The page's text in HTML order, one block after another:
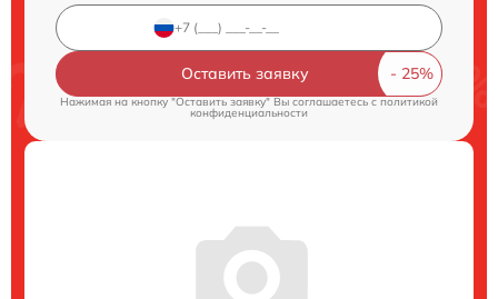
Оставить заявку
Нажимая на кнопку "Оставить заявку" Вы соглашаетесь cполитикой
конфиденциальности